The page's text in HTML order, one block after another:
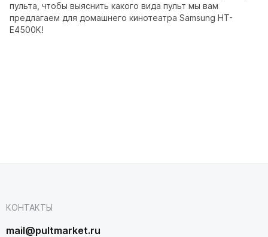
пульта, чтобы выяснить какого вида пульт мы вам
предлагаем для домашнего кинотеатра Samsung HT-
E4500K!
КОНТАКТЫ
mail@pultmarket.ru